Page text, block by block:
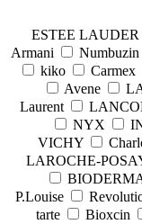
ESTEE LAUDER
Armani
Numbuzin
kiko
Carmex
Avene
Laurent
NYX
VICHY
LAROCHE-
P.Louise
tarte
Bioxcin